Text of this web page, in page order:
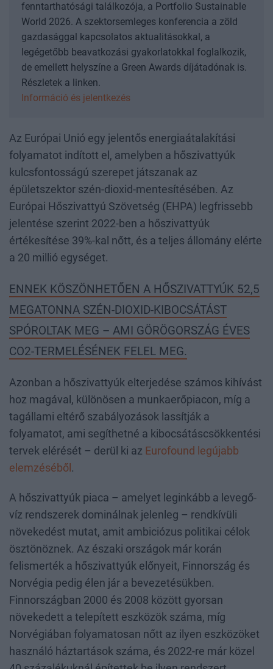
fenntarthatósági találkozója, a Portfolio Sustainable
World 2026. A szektorsemleges konferencia a zöld
gazdasággal kapcsolatos aktualitásokkal, a
legégetőbb beavatkozási gyakorlatokkal foglalkozik,
de emellett helyszíne a Green Awards díjátadónak is.
Részletek a linken.
Információ és jelentkezés
Az Európai Unió egy jelentős energiaátalakítási
folyamatot indított el, amelyben a hőszivattyúk
kulcsfontosságú szerepet játszanak az
épületszektor szén-dioxid-mentesítésében. Az
Európai Hőszivattyú Szövetség (EHPA) legfrissebb
jelentése szerint 2022-ben a hőszivattyúk
értékesítése 39%-kal nőtt, és a teljes állomány elérte
a 20 millió egységet.
ENNEK KÖSZÖNHETŐEN A HŐSZIVATTYÚK 52,5
MEGATONNA SZÉN-DIOXID-KIBOCSÁTÁST
SPÓROLTAK MEG – AMI GÖRÖGORSZÁG ÉVES
CO2-TERMELÉSÉNEK FELEL MEG.
Azonban a hőszivattyúk elterjedése számos kihívást
hoz magával, különösen a munkaerőpiacon, míg a
tagállami eltérő szabályozások lassítják a
folyamatot, ami segíthetné a kibocsátáscsökkentési
tervek elérését – derül ki az Eurofound legújabb
elemzéséből .
A hőszivattyúk piaca – amelyet leginkább a levegő-
víz rendszerek dominálnak jelenleg – rendkívüli
növekedést mutat, amit ambiciózus politikai célok
ösztönöznek. Az északi országok már korán
felismerték a hőszivattyúk előnyeit, Finnország és
Norvégia pedig élen jár a bevezetésükben.
Finnországban 2000 és 2008 között gyorsan
növekedett a telepített eszközök száma, míg
Norvégiában folyamatosan nőtt az ilyen eszközöket
használó háztartások száma, és 2022-re már közel